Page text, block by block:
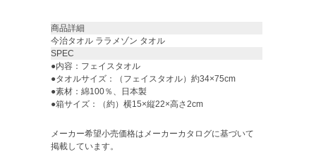
商品詳細
今治タオル ララメゾン タオル
SPEC
●内容：フェイスタオル
●タオルサイズ：（フェイスタオル）約34×75cm
●素材：綿100％、日本製
●箱サイズ：（約）横15×縦22×高さ2cm
メーカー希望小売価格はメーカーカタログに基づいて
掲載しています。